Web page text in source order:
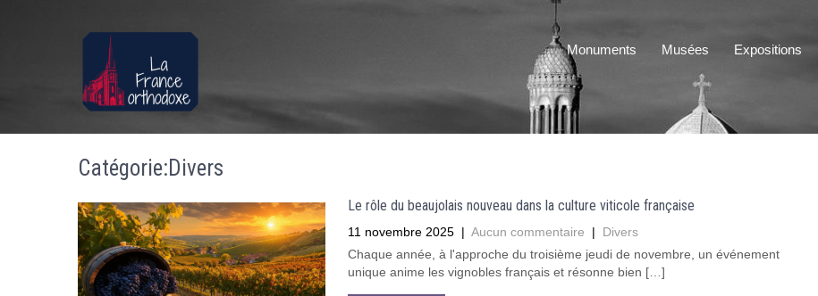
Monuments Musées Expositions
Catégorie:Divers
Le rôle du beaujolais nouveau dans la culture viticole française
11 novembre 2025 | Aucun commentaire | Divers
Chaque année, à l'approche du troisième jeudi de novembre, un événement
unique anime les vignobles français et résonne bien […]